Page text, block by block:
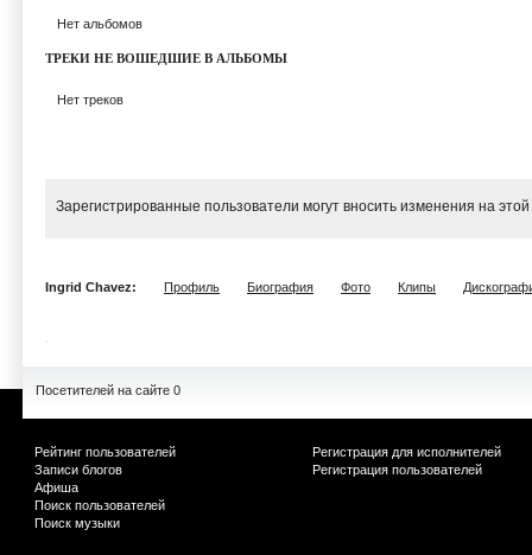
Нет альбомов
ТРЕКИ НЕ ВОШЕДШИЕ В АЛЬБОМЫ
Нет треков
Зарегистрированные пользователи могут вносить изменения на
Ingrid Chavez: Профиль Биография Фото Клипы
Посетителей на сайте 0
Рейтинг пользователей
Записи блогов
Афиша
Поиск пользователей
Поиск музыки
Регистрация для исполнителей
Регистрация пользователей